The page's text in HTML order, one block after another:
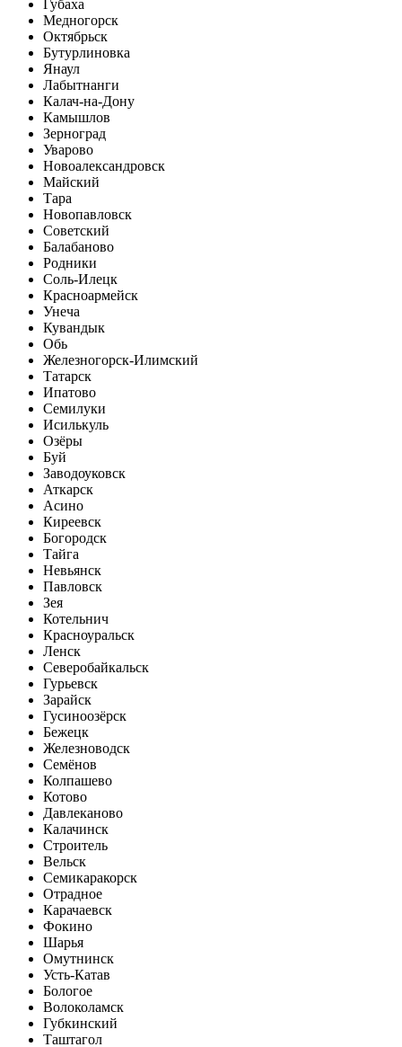
Губаха
Медногорск
Октябрьск
Бутурлиновка
Янаул
Лабытнанги
Калач-на-Дону
Камышлов
Зерноград
Уварово
Новоалександровск
Майский
Тара
Новопавловск
Советский
Балабаново
Родники
Соль-Илецк
Красноармейск
Унеча
Кувандык
Обь
Железногорск-Илимский
Татарск
Ипатово
Семилуки
Исилькуль
Озёры
Буй
Заводоуковск
Аткарск
Асино
Киреевск
Богородск
Тайга
Невьянск
Павловск
Зея
Котельнич
Красноуральск
Ленск
Северобайкальск
Гурьевск
Зарайск
Гусиноозёрск
Бежецк
Железноводск
Семёнов
Колпашево
Котово
Давлеканово
Калачинск
Строитель
Вельск
Семикаракорск
Отрадное
Карачаевск
Фокино
Шарья
Омутнинск
Усть-Катав
Бологое
Волоколамск
Губкинский
Таштагол